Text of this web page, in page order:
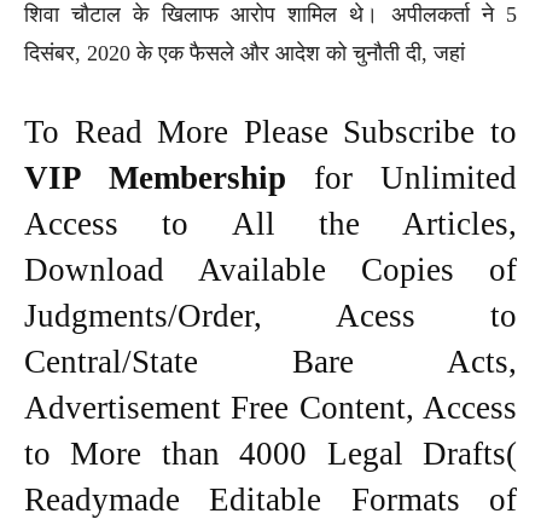
शिवा चौटाल के खिलाफ आरोप शामिल थे। अपीलकर्ता ने 5
दिसंबर, 2020 के एक फैसले और आदेश को चुनौती दी, जहां
To Read More Please Subscribe to
VIP Membership for Unlimited
Access to All the Articles,
Download Available Copies of
Judgments/Order, Acess to
Central/State Bare Acts,
Advertisement Free Content, Access
to More than 4000 Legal Drafts(
Readymade Editable Formats of